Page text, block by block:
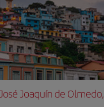
Joaquín de Olmedo,